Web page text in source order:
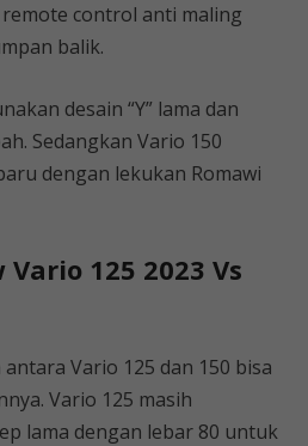
control anti maling
balik.
desain “Y” lama dan
Sedangkan Vario 150
dengan lekukan Romawi
125 2023 Vs
Vario 125 dan 150 bisa
Vario 125 masih
lama dengan lebar 80 untuk